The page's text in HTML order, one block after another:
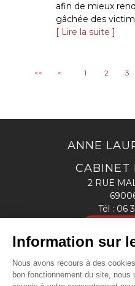
afin de mieux
gâchée des
Lire la suite
<< < 1 2 3
ANNE
CABINET
2 RUE
Tél : 06
13 bis, rue
69330